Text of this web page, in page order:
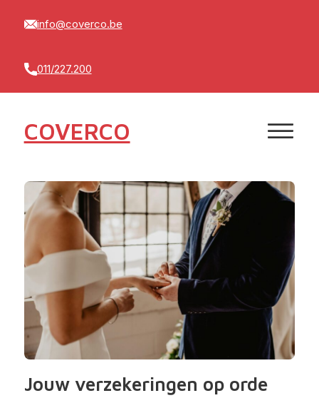
info@coverco.be
011/227.200
COVERCO
Jouw verzekeringen op orde